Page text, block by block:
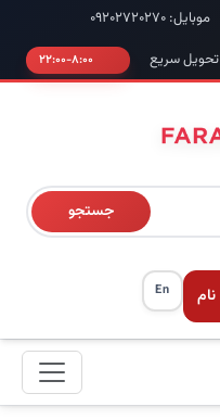
موبایل: ۰۹۲۰۲۷۲۰۲۷۰
تحویل سریع
جستجو
En